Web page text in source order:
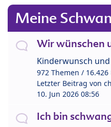
Meine
Wir wünschen
Kinderwunsch
972 Themen /
Letzter Beitrag von
10. Jun 2026 08:56
Ich bin